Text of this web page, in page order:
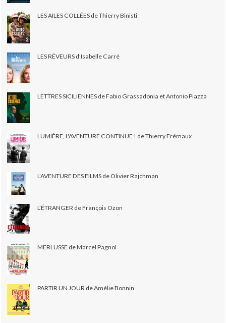
LES AILES COLLÉES de Thierry Binisti
LES RÊVEURS d'Isabelle Carré
LETTRES SICILIENNES de Fabio Grassadonia et Antonio Piazza
LUMIÈRE, L'AVENTURE CONTINUE ! de Thierry Frémaux
L’AVENTURE DES FILMS de Olivier Rajchman
L’ÉTRANGER de François Ozon
MERLUSSE de Marcel Pagnol
PARTIR UN JOUR de Amélie Bonnin